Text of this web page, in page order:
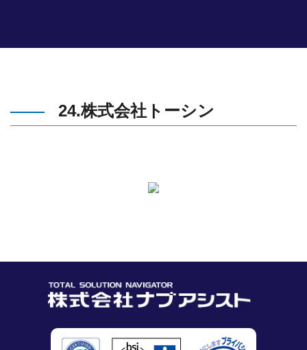
24.株式会社トーシン